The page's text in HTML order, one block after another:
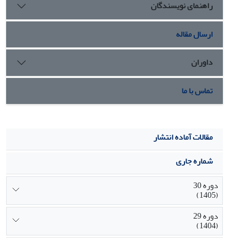
راهنمای نویسندگان
ارسال مقاله
داوران
تماس با ما
مقالات آماده انتشار
شماره جاری
دوره 30
(1405)
دوره 29
(1404)